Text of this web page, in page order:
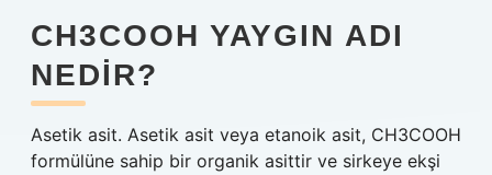
CH3COOH YAYGIN ADI
NEDIR?
Asetik asit. Asetik asit veya etanoik asit, CH3COOH
formülüne sahip bir organik asittir ve sirkeye ekşi